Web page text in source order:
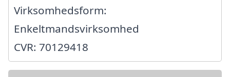
Virksomhedsform:
Enkeltmandsvirksomhed
CVR: 70129418